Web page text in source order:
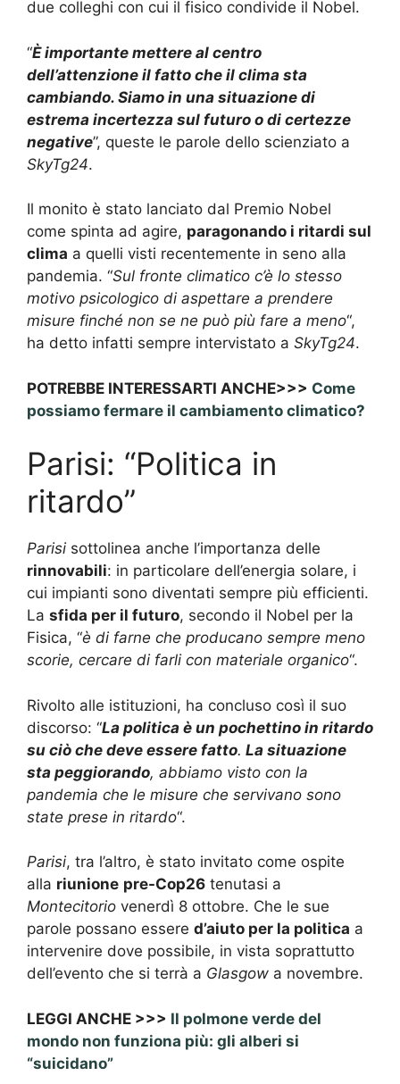
due colleghi con cui il fisico condivide il Nobel.
“È importante mettere al centro
dell’attenzione il fatto che il clima sta
cambiando. Siamo in una situazione di
estrema incertezza sul futuro o di certezze
negative”, queste le parole dello scienziato a
SkyTg24.
Il monito è stato lanciato dal Premio Nobel
come spinta ad agire, paragonando i ritardi sul
clima a quelli visti recentemente in seno alla
pandemia. “Sul fronte climatico c’è lo stesso
motivo psicologico di aspettare a prendere
misure finché non se ne può più fare a meno“,
ha detto infatti sempre intervistato a SkyTg24.
POTREBBE INTERESSARTI ANCHE>>> Come
possiamo fermare il cambiamento climatico?
Parisi: “Politica in
ritardo”
Parisi sottolinea anche l’importanza delle
rinnovabili: in particolare dell’energia solare, i
cui impianti sono diventati sempre più efficienti.
La sfida per il futuro, secondo il Nobel per la
Fisica, “è di farne che producano sempre meno
scorie, cercare di farli con materiale organico“.
Rivolto alle istituzioni, ha concluso così il suo
discorso: “La politica è un pochettino in ritardo
su ciò che deve essere fatto. La situazione
sta peggiorando, abbiamo visto con la
pandemia che le misure che servivano sono
state prese in ritardo“.
Parisi, tra l’altro, è stato invitato come ospite
alla riunione pre-Cop26 tenutasi a
Montecitorio venerdì 8 ottobre. Che le sue
parole possano essere d’aiuto per la politica a
intervenire dove possibile, in vista soprattutto
dell’evento che si terrà a Glasgow a novembre.
LEGGI ANCHE >>> Il polmone verde del
mondo non funziona più: gli alberi si
“suicidano”